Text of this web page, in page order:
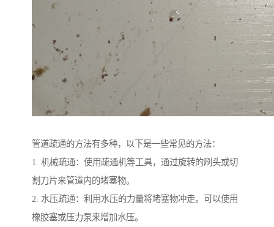
管道疏通的方法有多种，以下是一些常见的方法：
1. 机械疏通：使用疏通机等工具，通过旋转的刷头或切
割刀片来管道内的堵塞物。
2. 水压疏通：利用水压的力量将堵塞物冲走。可以使用
橡胶塞或压力泵来增加水压。